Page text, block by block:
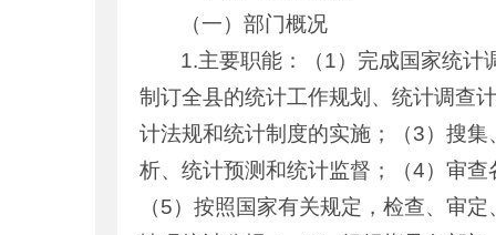
（一）部门概况
1.主要职能：（1）完成国家统计
制订全县的统计工作规划、统计调查
计法规和统计制度的实施；（3）搜
析、统计预测和统计监督；（4）审
（5）按照国家有关规定，检查、审